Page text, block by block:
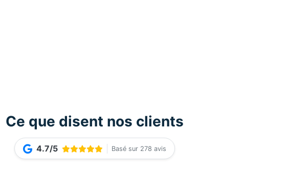
Ce que disent nos clients
4.7/5 Basé sur 278 avis